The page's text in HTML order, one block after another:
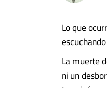
Lo que
La muerte
ni un